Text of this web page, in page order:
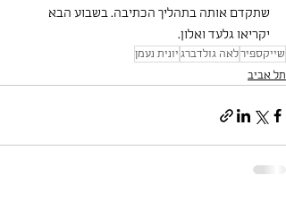
שתקדם אותה בתהליך הכתיבה. בשבוע הבא
יקריאו גלעד ואלון.
שייקספירלאה גולדברג יונית נעמן
תל אביב